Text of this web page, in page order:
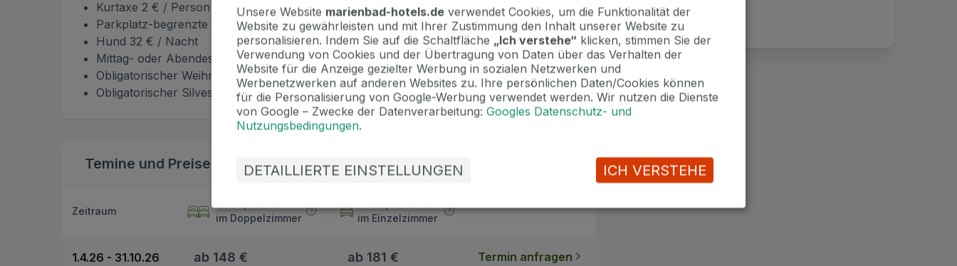
Kurtaxe 2 € / Person / Nacht
Parkplatz-begrenzte Kapazität 16 € / Nacht
Hund 32 € / Nacht
Mittag- oder Abendessen 26 € / Person
Obligatorischer Weihnachtszuschlag 24.12.26 100 € / Person
Obligatorischer Silvesterschlag 31.12.26 200 € / Person
Temine und Preise Bonus zur Buchung
Zeitraum
im Doppelzimmer
im Einzelzimmer
1.4.26 - 31.10.26 ab 148 € ab 181 € Termin anfragen
Unsere Website marienbad-hotels.de verwendet Cookies, um die Funktionalität der
Website zu gewährleisten und mit Ihrer Zustimmung den Inhalt unserer Website zu
personalisieren. Indem Sie auf die Schaltfläche „Ich verstehe“ klicken, stimmen Sie der
Verwendung von Cookies und der Übertragung von Daten über das Verhalten der
Website für die Anzeige gezielter Werbung in sozialen Netzwerken und
Werbenetzwerken auf anderen Websites zu. Ihre persönlichen Daten/Cookies können
für die Personalisierung von Google-Werbung verwendet werden. Wir nutzen die Dienste
von Google – Zwecke der Datenverarbeitung: Googles Datenschutz- und
Nutzungsbedingungen.
DETAILLIERTE EINSTELLUNGEN ICH VERSTEHE